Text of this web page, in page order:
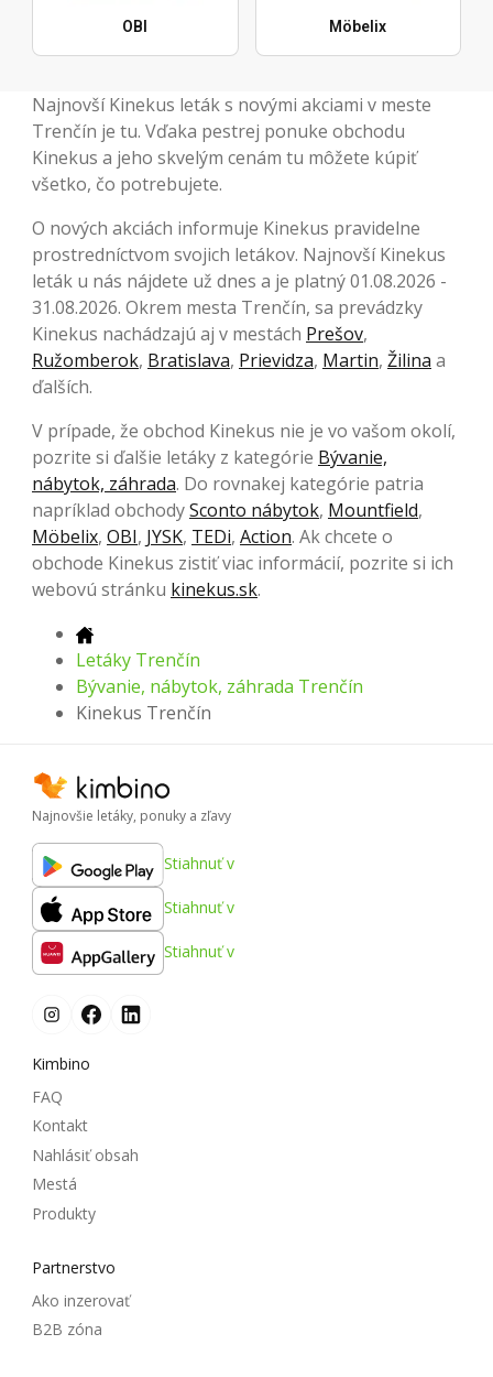
OBI Möbelix
Najnovší Kinekus leták s novými akciami v meste
Trenčín je tu. Vďaka pestrej ponuke obchodu
Kinekus a jeho skvelým cenám tu môžete kúpiť
všetko, čo potrebujete.
O nových akciách informuje Kinekus pravidelne
prostredníctvom svojich letákov. Najnovší Kinekus
leták u nás nájdete už dnes a je platný 01.08.2026 -
31.08.2026. Okrem mesta Trenčín, sa prevádzky
Kinekus nachádzajú aj v mestách Prešov,
Ružomberok, Bratislava, Prievidza, Martin, Žilina a
ďalších.
V prípade, že obchod Kinekus nie je vo vašom okolí,
pozrite si ďalšie letáky z kategórie Bývanie,
nábytok, záhrada. Do rovnakej kategórie patria
napríklad obchodySconto nábytok, Mountfield,
Möbelix, OBI, JYSK, TEDi, Action. Ak chcete o
obchode Kinekus zistiť viac informácií, pozrite si ich
webovú stránku kinekus.sk.
Letáky Trenčín
Bývanie, nábytok, záhrada Trenčín
Kinekus Trenčín
Najnovšie letáky, ponuky a zľavy
Stiahnuť v
Stiahnuť v
Stiahnuť v
Kimbino
FAQ
Kontakt
Nahlásiť obsah
Mestá
Produkty
Partnerstvo
Ako inzerovať
B2B zóna